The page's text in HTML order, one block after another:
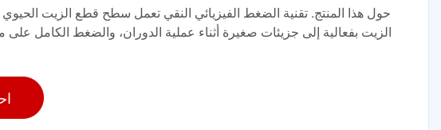
حول هذا المنتج. تقنية الضغط الفيزيائي النقي تعمل سطح قطع الزيت
الزيت بفعالية إلى جزيئات صغيرة أثناء عملية الدوران، والضغط الكامل على